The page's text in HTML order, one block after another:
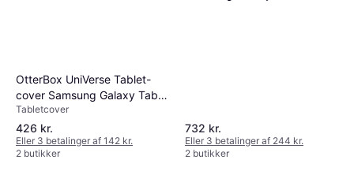
OtterBox UniVerse Tablet-
cover Samsung Galaxy Tab
Active 5
Tabletcover
426 kr.
Eller 3 betalinger af 142 kr.
2 butikker
732 kr.
Eller 3 betalinger af 244 kr.
2 butikker